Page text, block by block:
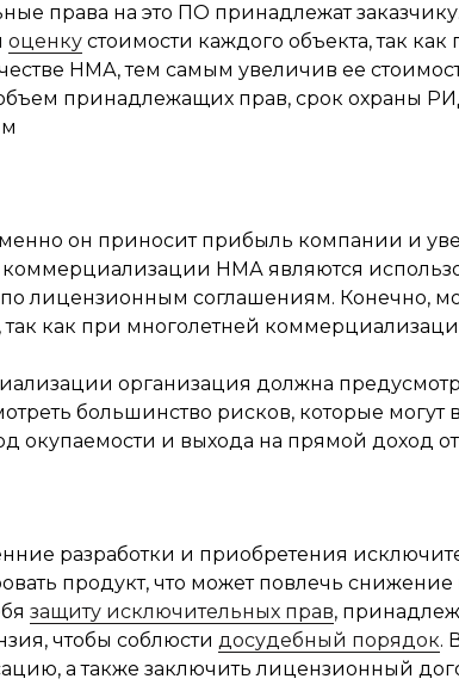
права на это ПО принадлежат заказчику.
оценку стоимости каждого объекта, так
НМА, тем самым увеличив ее
принадлежащих прав, срок охраны
он приносит прибыль компании и
НМА являются
лицензионным соглашениям. Конечно,
так как при многолетней
организация должна
большинство рисков, которые
окупаемости и выхода на прямой доход
разработки и приобретения
продукт, что может повлечь
защиту исключительных прав,
чтобы соблюсти досудебный порядок.
а также заключить лицензионный